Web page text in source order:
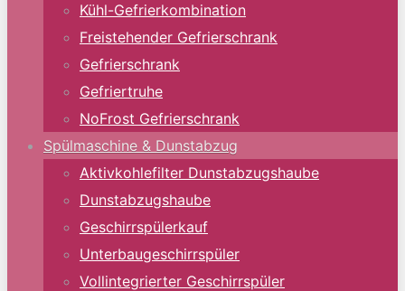
Kühl-Gefrierkombination
Freistehender Gefrierschrank
Gefrierschrank
Gefriertruhe
NoFrost Gefrierschrank
Spülmaschine & Dunstabzug
Aktivkohlefilter Dunstabzugshaube
Dunstabzugshaube
Geschirrspülerkauf
Unterbaugeschirrspüler
Vollintegrierter Geschirrspüler